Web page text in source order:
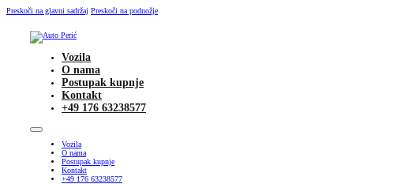
Preskoči na glavni sadržaj Preskoči na podnožje
Vozila
O nama
Postupak kupnje
Kontakt
+49 176 63238577
Vozila
O nama
Postupak kupnje
Kontakt
+49 176 63238577